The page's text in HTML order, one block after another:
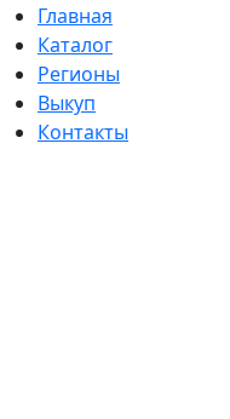
Главная
Каталог
Регионы
Выкуп
Контакты